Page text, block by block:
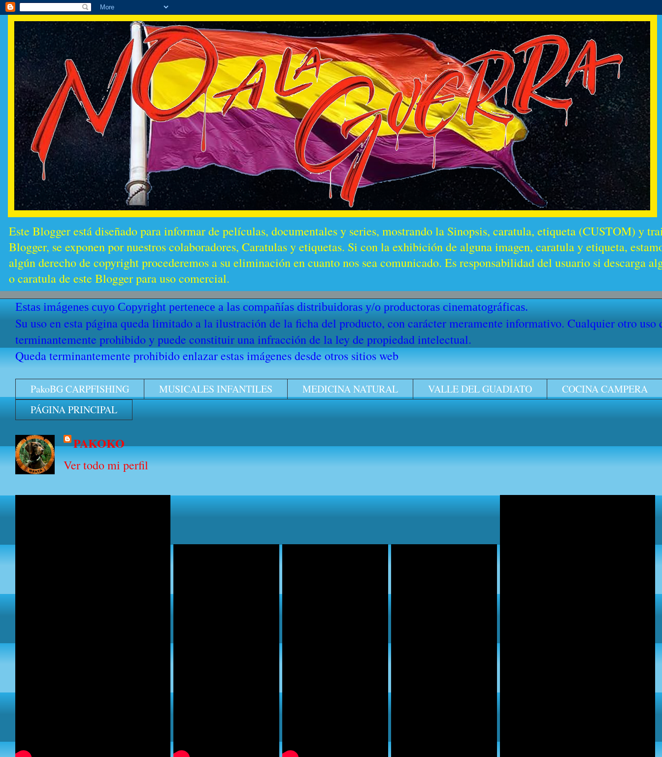
Este Blogger está diseñado para informar de películas, documentales y series, mostrando la Sinopsis, caratula, etiqueta (CUSTOM) y
Blogger, se exponen por nuestros colaboradores, Caratulas y etiquetas. Si con la exhibición de alguna imagen, caratula y etiqueta,
algún derecho de copyright procederemos a su eliminación en cuanto nos sea comunicado. Es responsabilidad del usuario si descarga
o caratula de este Blogger para uso comercial.
Estas imágenes cuyo Copyright pertenece a las compañías distribuidoras y/o productoras cinematográficas.
Su uso en esta página queda limitado a la ilustración de la ficha del producto, con carácter meramente informativo. Cualquier otro uso
terminantemente prohibido y puede constituir una infracción de la ley de propiedad intelectual.
Queda terminantemente prohibido enlazar estas imágenes desde otros sitios web
PakoBG CARPFISHING MUSICALES INFANTILES MEDICINA NATURAL VALLE DEL GUADIATO
COCINA CAMPERA
PÁGINA PRINCIPAL
PAKOKO
Ver todo mi perfil